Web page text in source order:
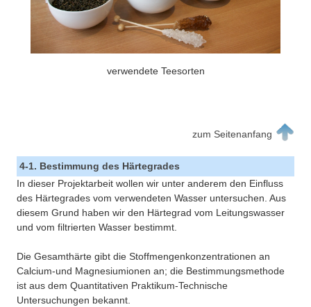
verwendete Teesorten
zum Seitenanfang
4-1. Bestimmung des Härtegrades
In dieser Projektarbeit wollen wir unter anderem den Einfluss
des Härtegrades vom verwendeten Wasser untersuchen. Aus
diesem Grund haben wir den Härtegrad vom Leitungswasser
und vom filtrierten Wasser bestimmt.
Die Gesamthärte gibt die Stoffmengenkonzentrationen an
Calcium-und Magnesiumionen an; die Bestimmungsmethode
ist aus dem Quantitativen Praktikum-Technische
Untersuchungen bekannt.